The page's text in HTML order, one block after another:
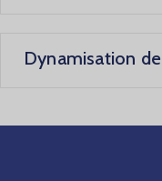
Dynamisation